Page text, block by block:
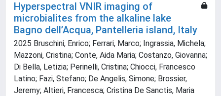
Hyperspectral VNIR imaging of
microbialites from the alkaline lake
Bagno dell’Acqua, Pantelleria island, Italy
2025 Bruschini, Enrico; Ferrari, Marco; Ingrassia, Michela;
Mazzoni, Cristina; Conte, Aida Maria; Costanzo, Giovanna;
Di Bella, Letizia; Perinelli, Cristina; Chiocci, Francesco
Latino; Fazi, Stefano; De Angelis, Simone; Brossier,
Jeremy; Altieri, Francesca; Cristina De Sanctis, Maria